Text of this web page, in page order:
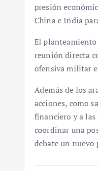
presión
China e India
El
reunión directa
ofensiva militar
Además de los
acciones, como
financiero y a las
coordinar una
debate un nuevo